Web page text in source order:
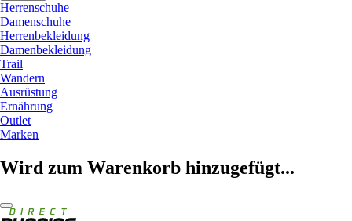
Herrenschuhe
Damenschuhe
Herrenbekleidung
Damenbekleidung
Trail
Wandern
Ausrüstung
Ernährung
Outlet
Marken
Wird zum Warenkorb hinzugefügt...